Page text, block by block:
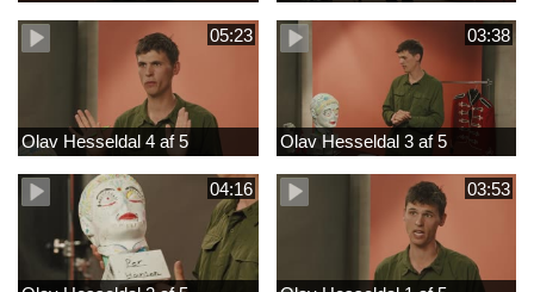
05:23
Olav Hesseldal 4 af 5
03:38
Olav Hesseldal 3 af 5
04:16 03:53